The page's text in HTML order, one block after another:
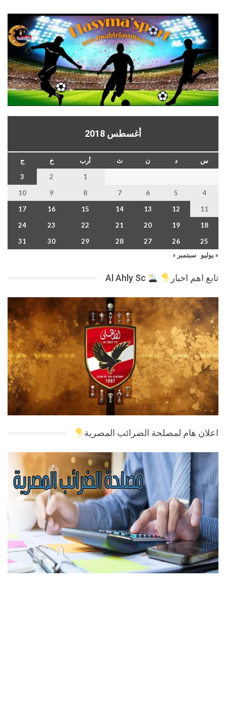
أغسطس 2018
س د ن ث أرب خ
ج
1
2
3
4
5
6
7
8
9
10
11
12
13
14
15
16
17
18
19
20
21
22
23
24
25
26
27
28
29
30
31
« يوليو
سبتمبر »
تابع اهم اخبار
اعلان هام لمصلحة الضرائب المصرية